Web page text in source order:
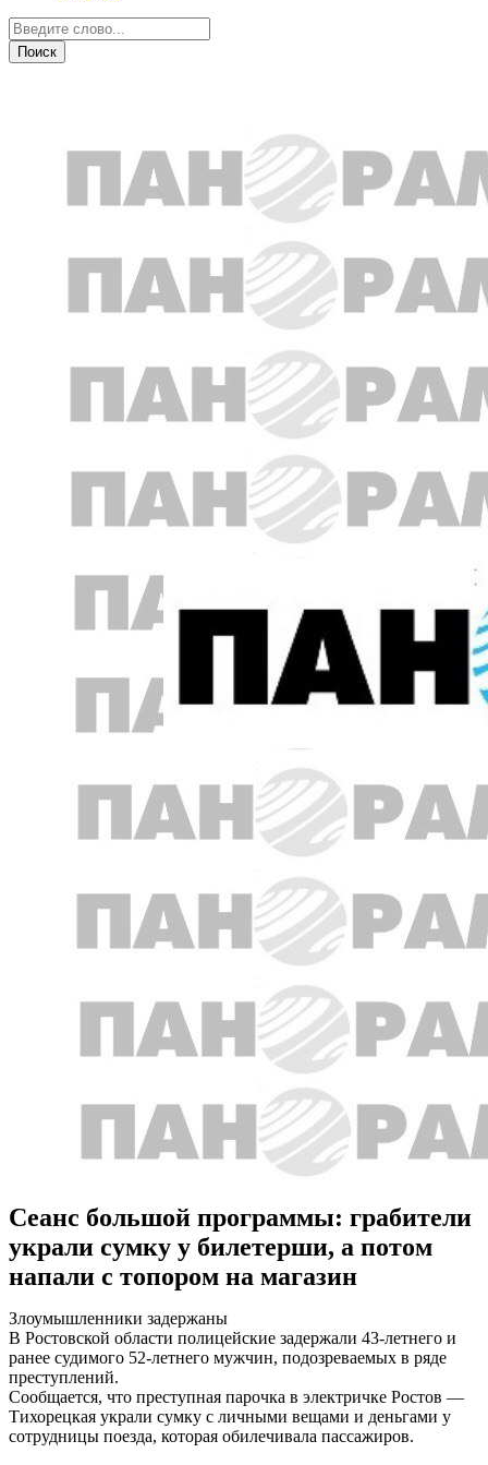
Сеанс большой программы: грабители
украли сумку у билетерши, а потом
напали с топором на магазин
Злоумышленники задержаны
В Ростовской области полицейские задержали 43-летнего и
ранее судимого 52-летнего мужчин, подозреваемых в ряде
преступлений.
Сообщается, что преступная парочка в электричке Ростов —
Тихорецкая украли сумку с личными вещами и деньгами у
сотрудницы поезда, которая обилечивала пассажиров.